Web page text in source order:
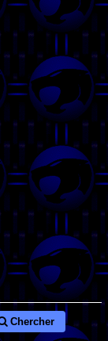
Chercher